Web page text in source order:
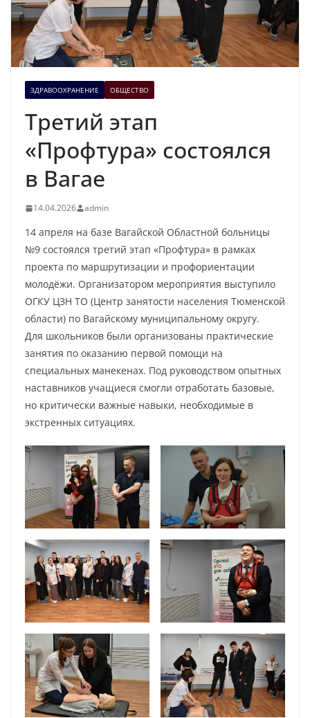
ЗДРАВООХРАНЕНИЕ ОБЩЕСТВО
Третий этап
«Профтура» состоялся
в Вагае
14.04.2026 admin
14 апреля на базе Вагайской Областной больницы
№9 состоялся третий этап «Профтура» в рамках
проекта по маршрутизации и профориентации
молодёжи. Организатором мероприятия выступило
ОГКУ ЦЗН ТО (Центр занятости населения Тюменской
области) по Вагайскому муниципальному округу.
Для школьников были организованы практические
занятия по оказанию первой помощи на
специальных манекенах. Под руководством опытных
наставников учащиеся смогли отработать базовые,
но критически важные навыки, необходимые в
экстренных ситуациях.